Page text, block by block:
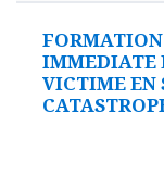
FORMATION
IMMEDIATE
VICTIME EN